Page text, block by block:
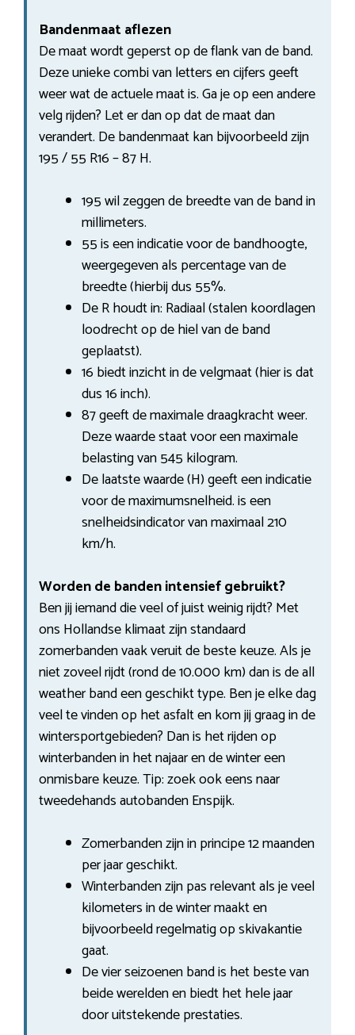
Bandenmaat aflezen
De maat wordt geperst op de flank van de band.
Deze unieke combi van letters en cijfers geeft
weer wat de actuele maat is. Ga je op een andere
velg rijden? Let er dan op dat de maat dan
verandert. De bandenmaat kan bijvoorbeeld zijn
195 / 55 R16 – 87 H.
195 wil zeggen de breedte van de band in
millimeters.
55 is een indicatie voor de bandhoogte,
weergegeven als percentage van de
breedte (hierbij dus 55%.
De R houdt in: Radiaal (stalen koordlagen
loodrecht op de hiel van de band
geplaatst).
16 biedt inzicht in de velgmaat (hier is dat
dus 16 inch).
87 geeft de maximale draagkracht weer.
Deze waarde staat voor een maximale
belasting van 545 kilogram.
De laatste waarde (H) geeft een indicatie
voor de maximumsnelheid. is een
snelheidsindicator van maximaal 210
km/h.
Worden de banden intensief gebruikt?
Ben jij iemand die veel of juist weinig rijdt? Met
ons Hollandse klimaat zijn standaard
zomerbanden vaak veruit de beste keuze. Als je
niet zoveel rijdt (rond de 10.000 km) dan is de all
weather band een geschikt type. Ben je elke dag
veel te vinden op het asfalt en kom jij graag in de
wintersportgebieden? Dan is het rijden op
winterbanden in het najaar en de winter een
onmisbare keuze. Tip: zoek ook eens naar
tweedehands autobanden Enspijk.
Zomerbanden zijn in principe 12 maanden
per jaar geschikt.
Winterbanden zijn pas relevant als je veel
kilometers in de winter maakt en
bijvoorbeeld regelmatig op skivakantie
gaat.
De vier seizoenen band is het beste van
beide werelden en biedt het hele jaar
door uitstekende prestaties.